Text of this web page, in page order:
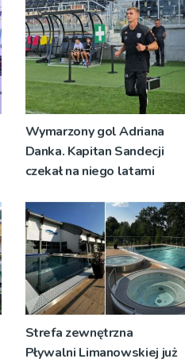
Wymarzony gol Adriana
Danka. Kapitan Sandecji
czekał na niego latami
Strefa zewnętrzna
Pływalni Limanowskiej już